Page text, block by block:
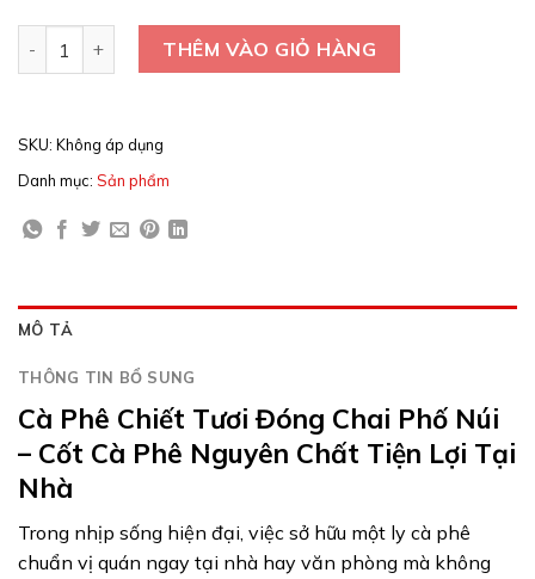
Cà phê chiết tươi đóng chai số lượng
THÊM VÀO GIỎ HÀNG
SKU: Không áp dụng
Danh mục: Sản phẩm
MÔ TẢ
THÔNG TIN BỔ SUNG
Cà Phê Chiết Tươi Đóng Chai Phố Núi
– Cốt Cà Phê Nguyên Chất Tiện Lợi Tại
Nhà
Trong nhịp sống hiện đại, việc sở hữu một ly cà phê
chuẩn vị quán ngay tại nhà hay văn phòng mà không